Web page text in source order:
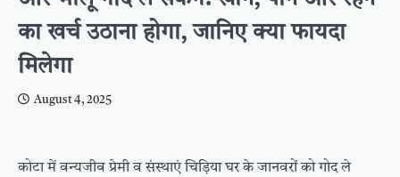
का खर्च उठाना होगा, जानिए क्या फायदा
मिलेगा
August 4, 2025
कोटा में वन्यजीव प्रेमी व संस्थाएं चिड़िया घर के जानवरों को गोद ले